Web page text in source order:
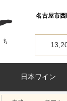
名古屋市
日本ワイン